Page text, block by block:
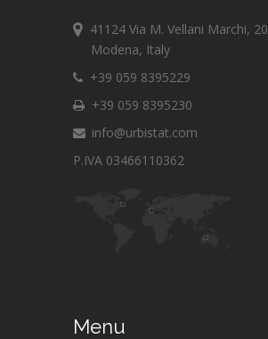
41124 Via M. Vellani Marchi, 20
Modena, Italy
+39 059 8395229
+39 059 8395230
info@urbistat.com
P.IVA 03466110362
Menu